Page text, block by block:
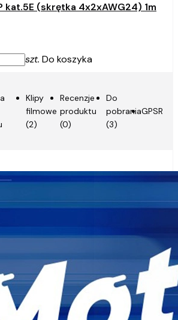
kat.5E (skrętka 4x2xAWG24) 1m
szt. Do koszyka
Do
pobrania
(3)
GPSR
Klipy
filmowe
(2)
Recenzje
produktu
(0)